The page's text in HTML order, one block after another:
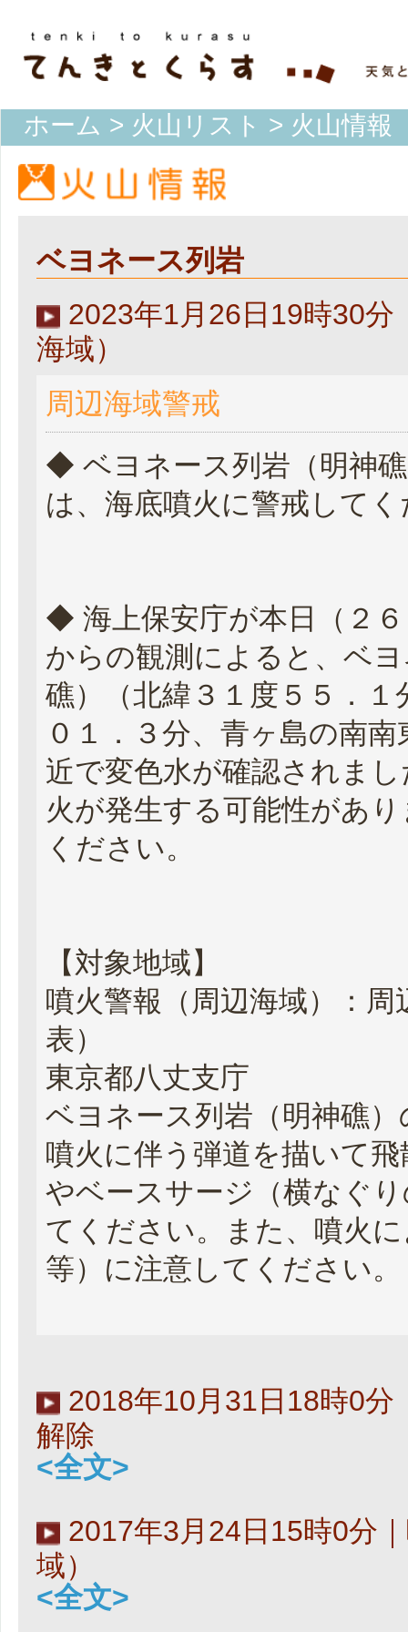
ホーム > 火山リスト > 火山情報
ベヨネース列岩
2023年1月26日19時30分
海域）
周辺海域警戒
◆ ベヨネース列岩（明神
は、海底噴火に警戒して
◆ 海上保安庁が本日（２
からの観測によると、ベ
礁）（北緯３１度５５．１
０１．３分、青ヶ島の南
近で変色水が確認されま
火が発生する可能性があ
ください。
【対象地域】
噴火警報（周辺海域）：周
表）
東京都八丈支庁
ベヨネース列岩（明神礁
噴火に伴う弾道を描いて
やベースサージ（横なぐ
てください。また、噴火
等）に注意してください。
2018年10月31日18時0分
解除
<全文>
2017年3月24日15時0分
域）
<全文>